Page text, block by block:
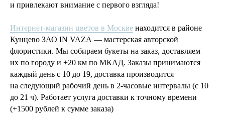
и привлекают внимание с первого взгляда!
Интернет-магазин цветов в Москве находится в районе
Кунцево ЗАО IN VAZA — мастерская авторской
флористики. Мы собираем букеты на заказ, доставляем
их по городу и +20 км по МКАД. Заказы принимаются
каждый день с 10 до 19, доставка производится
на следующий рабочий день в 2-часовые интервалы (с 10
до 21 ч). Работает услуга доставки к точному времени
(+1500 рублей к сумме заказа)